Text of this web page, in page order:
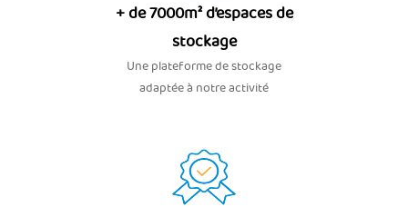
+ de 7000m² d’espaces de
stockage
Une plateforme de stockage
adaptée à notre activité